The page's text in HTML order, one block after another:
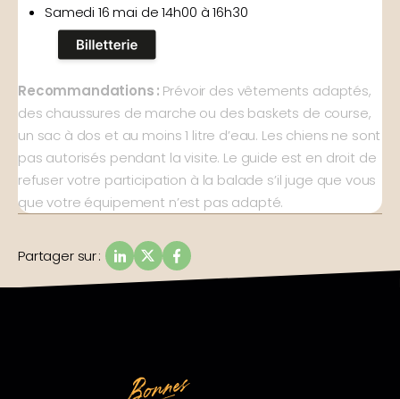
Samedi 16 mai de 14h00 à 16h30
Recommandations : Prévoir des vêtements adaptés,
des chaussures de marche ou des baskets de course,
un sac à dos et au moins 1 litre d’eau. Les chiens ne sont
pas autorisés pendant la visite. Le guide est en droit de
refuser votre participation à la balade s’il juge que vous
que votre équipement n’est pas adapté.
Partager sur: